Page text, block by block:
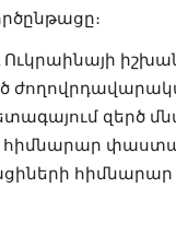
զերծ
հիմնարար
հիմնարար